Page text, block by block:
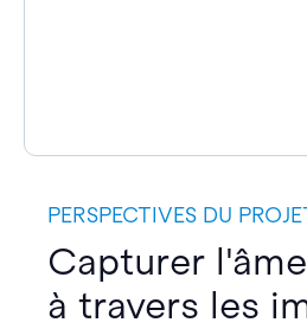
PERSPECTIVES DU
Capturer
à travers les